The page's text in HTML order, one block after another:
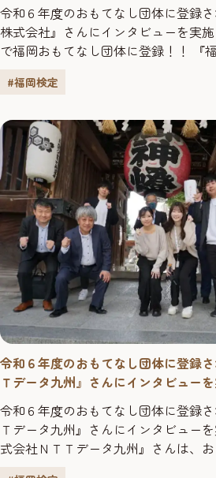
令和６年度のおもてなし団体に登録
株式会社』さんにインタビューを実
で福岡おもてなし団体に登録！！ 『福岡エムケイ株式会
すが、団体受検をしようと思ったき
いくために個々人で勉強している中
知り最初は数名が個...
#福岡検定
令和６年度のおもてなし団体に登録
Ｔデータ九州』さんにインタビュー
令和６年度のおもてなし団体に登録
Ｔデータ九州』さんにインタビューを実
式会社ＮＴＴデータ九州』さんは、